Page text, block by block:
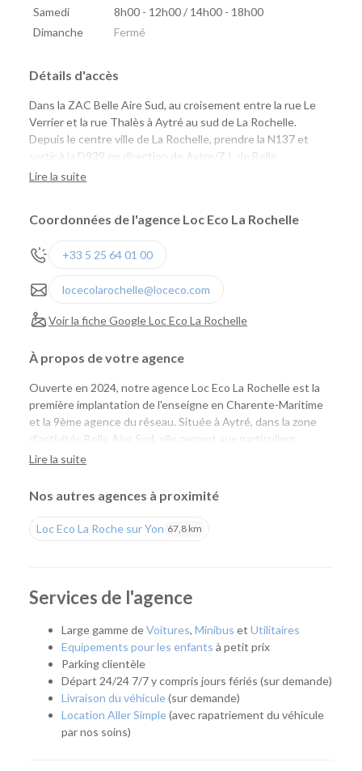
Samedi
8h00 - 12h00 / 14h00 - 18h00
Dimanche
Fermé
Détails d'accès
Dans la ZAC Belle Aire Sud, au croisement entre la rue Le
Verrier et la rue Thalès à Aytré au sud de La Rochelle.
Depuis le centre ville de La Rochelle, prendre la N137 et
sortir à la D939 en direction de Aytre/Z.I. de Belle
Aire/Surgères.
Lire la suite
Coordonnées de l'agence Loc Eco La Rochelle
+33 5 25 64 01 00
locecolarochelle@loceco.com
Voir la fiche Google Loc Eco La Rochelle
À propos de votre agence
Ouverte en 2024, notre agence Loc Eco La Rochelle est la
première implantation de l'enseigne en Charente-Maritime
et la 9ème agence du réseau. Située à Aytré, dans la zone
d'activités Belle Aire Sud, elle permet aux particuliers
comme aux professionnels de louer facilement une voiture
de tarifs compétitifs et d'un large choix de véhicules.
simplement besoin d'un véhicule pour quelques jours, notre
agence vous accompagne avec une solution adaptée. Son
Aytré, Périgny, Angoulins, Châtelaillon-Plage et les
communes voisines.
Quel véhicule choisir ?
Notre agence propose une flotte complète pour répondre à
tous les usages :
Lire la suite
Nos autres agences à proximité
Loc Eco La Roche sur Yon 67,8 km
Services de l'agence
Large gamme deVoitures, Minibus et Utilitaires
Equipements pour les enfants à petit prix
Parking clientèle
Départ 24/24 7/7 y compris jours fériés (sur demande)
Livraison du véhicule(sur demande)
Location Aller Simple(avec rapatriement du véhicule
par nos soins)